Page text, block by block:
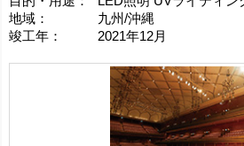
地域：
九州/沖縄
竣工年：
2021年12月